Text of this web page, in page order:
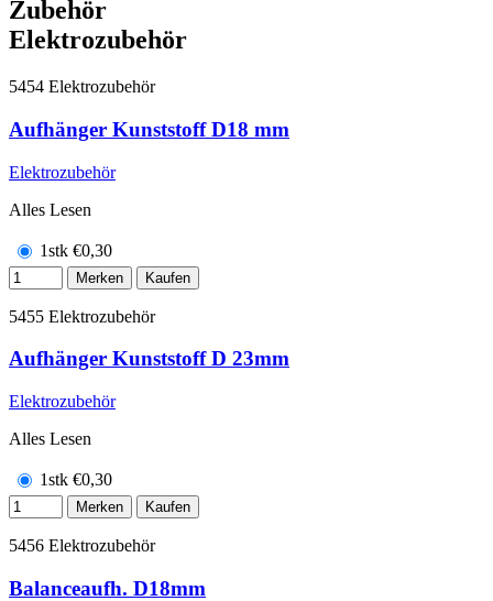
Zubehör
Elektrozubehör
5454 Elektrozubehör
Aufhänger Kunststoff D18 mm
Elektrozubehör
Alles Lesen
1stk €0,30
Merken Kaufen
5455 Elektrozubehör
Aufhänger Kunststoff D 23mm
Elektrozubehör
Alles Lesen
1stk €0,30
Merken Kaufen
5456 Elektrozubehör
Balanceaufh. D18mm